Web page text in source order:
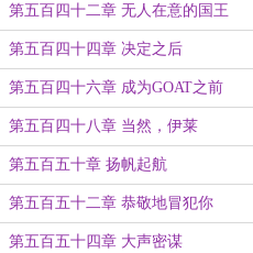
第五百四十二章 无人在意的国王
第五百四十四章 决定之后
第五百四十六章 成为GOAT之前
第五百四十八章 当然，伊莱
第五百五十章 扬帆起航
第五百五十二章 恭敬地冒犯你
第五百五十四章 大声密谋